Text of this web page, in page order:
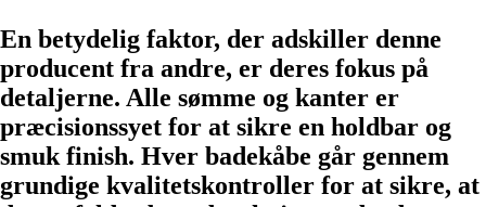
En betydelig faktor, der adskiller denne
producent fra andre, er deres fokus på
detaljerne. Alle sømme og kanter er
præcisionssyet for at sikre en holdbar og
smuk finish. Hver badekåbe går gennem
grundige kvalitetskontroller for at sikre, at